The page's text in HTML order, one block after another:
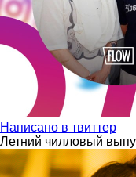
Написано в твиттер
Летний чилловый